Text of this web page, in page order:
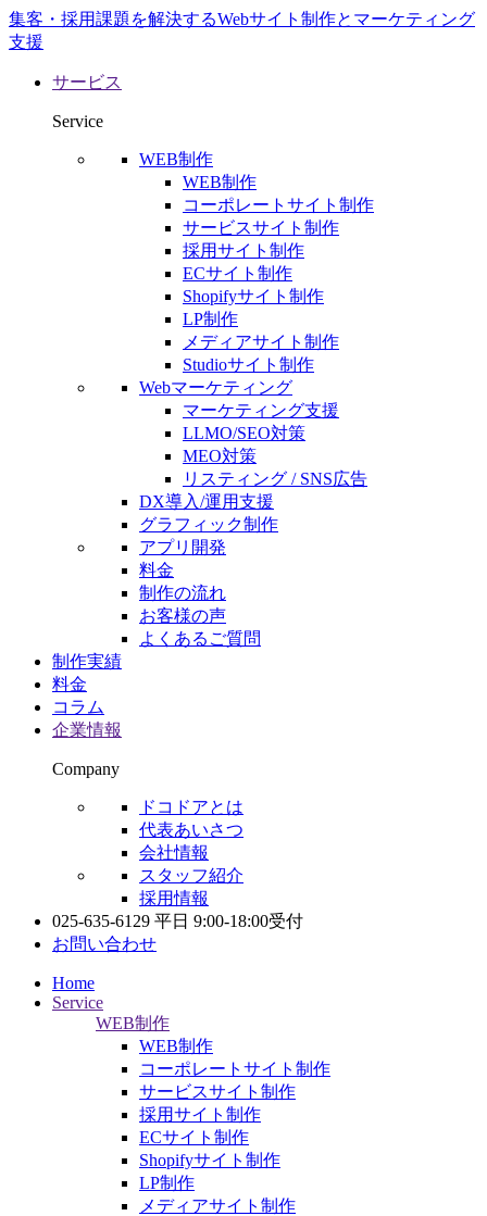
集客・採用課題を解決するWebサイト制作とマーケティング
支援
サービス
Service
WEB制作
WEB制作
コーポレートサイト制作
サービスサイト制作
採用サイト制作
ECサイト制作
Shopifyサイト制作
LP制作
メディアサイト制作
Studioサイト制作
Webマーケティング
マーケティング支援
LLMO/SEO対策
MEO対策
リスティング / SNS広告
DX導入/運用支援
グラフィック制作
アプリ開発
料金
制作の流れ
お客様の声
よくあるご質問
制作実績
料金
コラム
企業情報
Company
ドコドアとは
代表あいさつ
会社情報
スタッフ紹介
採用情報
025-635-6129 平日 9:00-18:00受付
お問い合わせ
Home
Service
WEB制作
WEB制作
コーポレートサイト制作
サービスサイト制作
採用サイト制作
ECサイト制作
Shopifyサイト制作
LP制作
メディアサイト制作